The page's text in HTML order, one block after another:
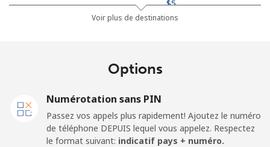
⁦$5⁩
⁦81.9¢⁩
Mobile
⁦$5⁩
Voir plus de destinations
Options
Numérotation sans PIN
Passez vos appels plus rapidement! Ajoutez le numéro
de téléphone DEPUIS lequel vous appelez. Respectez
le format suivant: indicatif pays + numéro.